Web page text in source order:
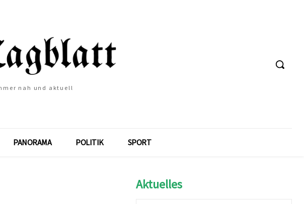
nah und aktuell
PANORAMA POLITIK SPORT
Aktuelles